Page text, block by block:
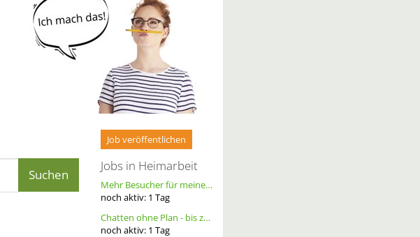
Job veröffentlichen
Jobs in Heimarbeit
Mehr Besucher für meine Homepage. Alternative Werbung.
noch aktiv: 1 Tag
Chatten ohne Plan - bis zu 20 Ct. pro Out – ortsunabhängig - wöchentliche Auszahlung
noch aktiv: 1 Tag